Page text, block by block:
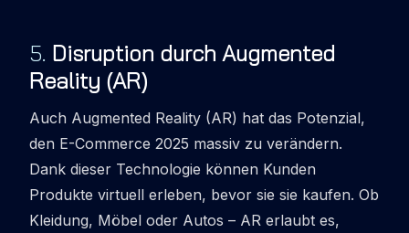
5. Disruption durch Augmented
Reality (AR)
Auch Augmented Reality (AR) hat das Potenzial,
den E-Commerce 2025 massiv zu verändern.
Dank dieser Technologie können Kunden
Produkte virtuell erleben, bevor sie sie kaufen. Ob
Kleidung, Möbel oder Autos – AR erlaubt es,